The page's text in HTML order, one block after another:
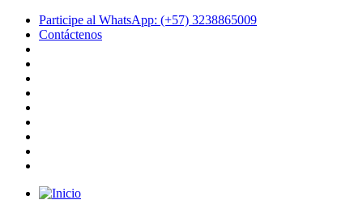
Participe al WhatsApp: (+57) 3238865009
Contáctenos